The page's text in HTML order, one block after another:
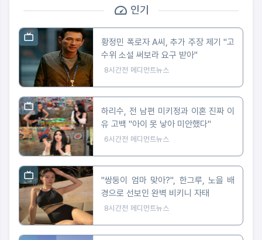
인기
황정민 폭로자 A씨, 추가 주장 제기 "고
수위 소설 써보라 요구 받아"
8시간전 메디먼트뉴스
하리수, 전 남편 미키정과 이혼 진짜 이
유 고백 "아이 못 낳아 미안했다"
6시간전 메디먼트뉴스
"쌍둥이 엄마 맞아?", 한그루, 노을 배
경으로 선보인 완벽 비키니 자태
8시간전 메디먼트뉴스